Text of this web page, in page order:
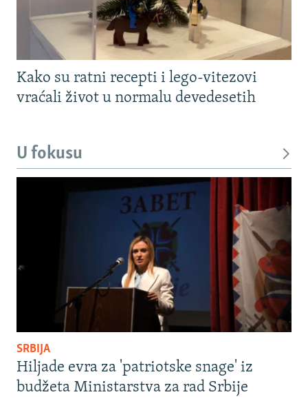
Kako su ratni recepti i lego-vitezovi
vraćali život u normalu devedesetih
U fokusu
SRBIJA
Hiljade evra za 'patriotske snage' iz
budžeta Ministarstva za rad Srbije